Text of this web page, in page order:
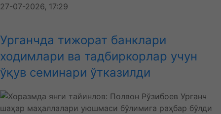
27-07-2026, 17:29
Урганчда тижорат банклари
ходимлари ва тадбиркорлар учун
ўқув семинари ўтказилди